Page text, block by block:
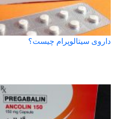
داروی سیتالوپرام چیست؟